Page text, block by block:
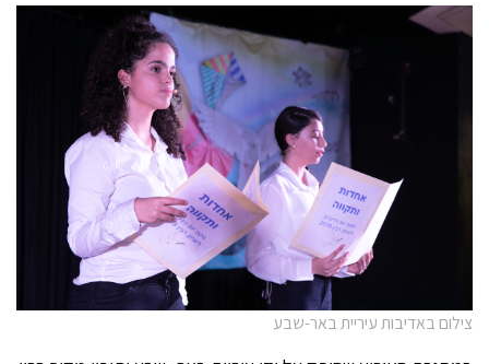
צילום באדיבות עיריית באר-שבע